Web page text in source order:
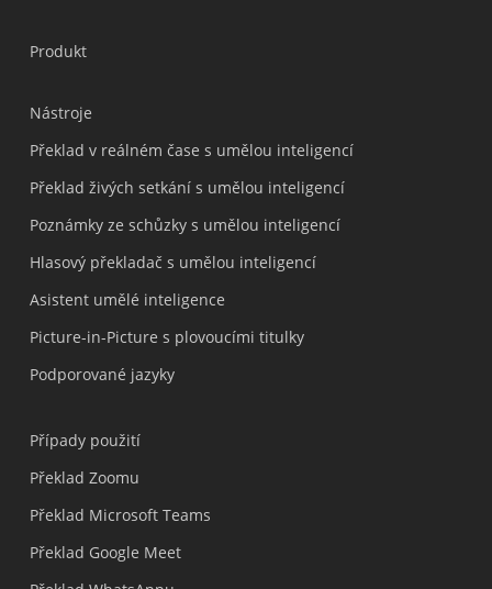
Produkt
Nástroje
Překlad v reálném čase s umělou inteligencí
Překlad živých setkání s umělou inteligencí
Poznámky ze schůzky s umělou inteligencí
Hlasový překladač s umělou inteligencí
Asistent umělé inteligence
Picture-in-Picture s plovoucími titulky
Podporované jazyky
Případy použití
Překlad Zoomu
Překlad Microsoft Teams
Překlad Google Meet